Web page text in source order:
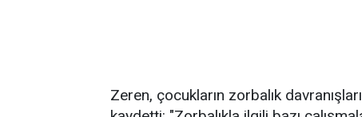
Zeren, çocukların zorbalık